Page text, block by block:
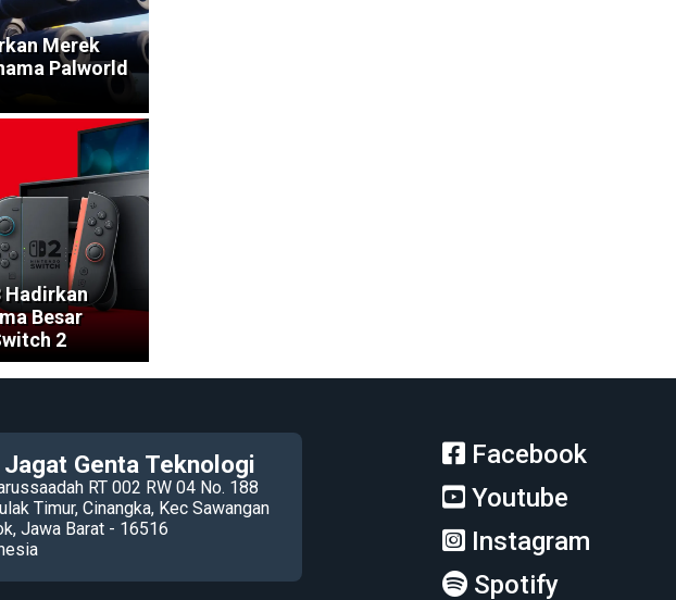
Merek
Palworld
Hadirkan
Besar
2
Jagat Genta Teknologi
RT 002 RW 04 No. 188
Timur, Cinangka, Kec Sawangan
Jawa Barat - 16516
Facebook
Youtube
Instagram
Spotify